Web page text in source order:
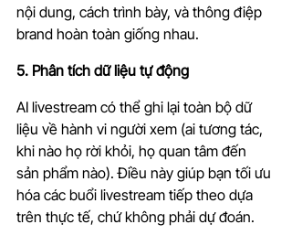
nội dung, cách trình bày, và thông điệp
brand hoàn toàn giống nhau.
5. Phân tích dữ liệu tự động
AI livestream có thể ghi lại toàn bộ dữ
liệu về hành vi người xem (ai tương tác,
khi nào họ rời khỏi, họ quan tâm đến
sản phẩm nào). Điều này giúp bạn tối ưu
hóa các buổi livestream tiếp theo dựa
trên thực tế, chứ không phải dự đoán.